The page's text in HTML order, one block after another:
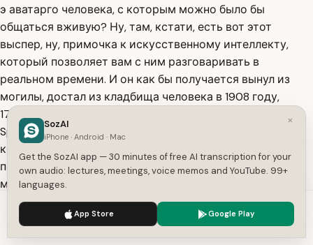
э аватарго человека, с которым можно было бы
общаться вживую? Ну, там, кстати, есть вот этот
выспер, ну, примочка к искусственному интеллекту,
который позволяет вам с ним разговаривать в
реальном времени. И он как бы получается вынул из
могилы, достал из кладбища человека в 1908 году,
17:44
Speaker A
который жил и здравствовал. [тяжело вздыхает] И
поскольку в книгах часто повторяются одни и те же
мысли разными словами, искусственному интеллекту
полностью понятен этот человек, полностью понятно,
что что делает искусственный интеллект. Ну, грубо
говоря, нейронки, чат GPT там и
We use cookies to enhance your experience.
×
SozAI
iPhone · Android · Mac
Get the SozAI app — 30 minutes of free AI transcription for your
own audio: lectures, meetings, voice memos and YouTube. 99+
languages.
App Store Google Play